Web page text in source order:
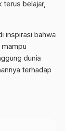
belajar,
inspirasi bahwa
dunia
terhadap